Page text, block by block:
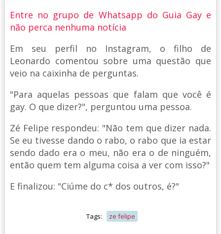
Entre no grupo de Whatsapp do Guia Gay e
não perca nenhuma notícia
Em seu perfil no Instagram, o filho de
Leonardo comentou sobre uma questão que
veio na caixinha de perguntas.
"Para aquelas pessoas que falam que você é
gay. O que dizer?", perguntou uma pessoa.
Zé Felipe respondeu: "Não tem que dizer nada.
Se eu tivesse dando o rabo, o rabo que ia estar
sendo dado era o meu, não era o de ninguém,
então quem tem alguma coisa a ver com isso?"
E finalizou: "Ciúme do c* dos outros, é?"
Tags: ze felipe